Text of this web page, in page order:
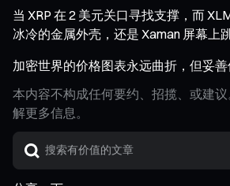
当 XRP 在 2 美元关口寻找支撑，而
冰冷的金属外壳，还是 Xaman 屏幕
加密世界的价格图表永远曲折，但妥
本内容不构成任何要约、招揽、或建
解更多信息。